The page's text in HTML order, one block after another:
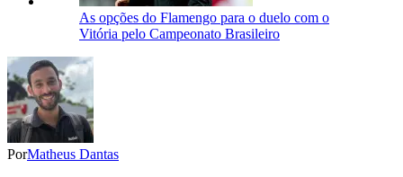
As opções do Flamengo para o duelo com o
Vitória pelo Campeonato Brasileiro
PorMatheus Dantas